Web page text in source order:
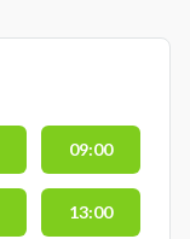
09:00
13:00